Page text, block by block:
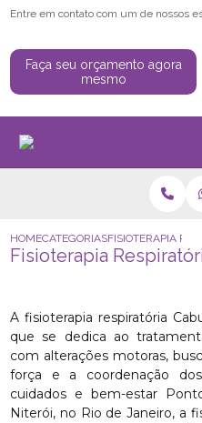
Entre em contato com um de nossos
Faça seu orçamento agora
mesmo
HOMECATEGORIASFISIOTERAPIA
Fisioterapia
A fisioterapia respiratória
que se dedica ao
com alterações motoras,
força e a coordenação
cuidados e bem-estar
Niterói, no Rio de Janeiro, a